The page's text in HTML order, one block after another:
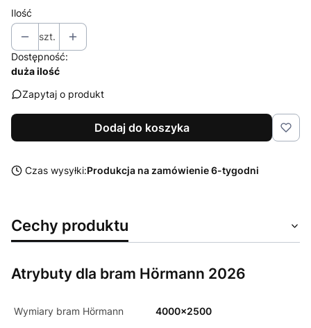
Ilość
szt.
Dostępność:
duża ilość
Zapytaj o produkt
Dodaj do koszyka
Czas wysyłki:Produkcja na zamówienie 6-tygodni
Cechy produktu
Atrybuty dla bram Hörmann 2026
Wymiary bram Hörmann 4000x2500